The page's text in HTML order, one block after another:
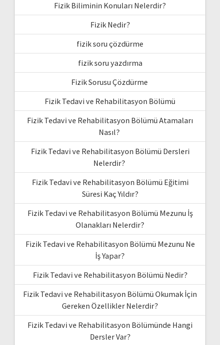
Fizik Biliminin Konuları Nelerdir?
Fizik Nedir?
fizik soru çözdürme
fizik soru yazdırma
Fizik Sorusu Çözdürme
Fizik Tedavi ve Rehabilitasyon Bölümü
Fizik Tedavi ve Rehabilitasyon Bölümü Atamaları
Nasıl?
Fizik Tedavi ve Rehabilitasyon Bölümü Dersleri
Nelerdir?
Fizik Tedavi ve Rehabilitasyon Bölümü Eğitimi
Süresi Kaç Yıldır?
Fizik Tedavi ve Rehabilitasyon Bölümü Mezunu İş
Olanakları Nelerdir?
Fizik Tedavi ve Rehabilitasyon Bölümü Mezunu Ne
İş Yapar?
Fizik Tedavi ve Rehabilitasyon Bölümü Nedir?
Fizik Tedavi ve Rehabilitasyon Bölümü Okumak İçin
Gereken Özellikler Nelerdir?
Fizik Tedavi ve Rehabilitasyon Bölümünde Hangi
Dersler Var?